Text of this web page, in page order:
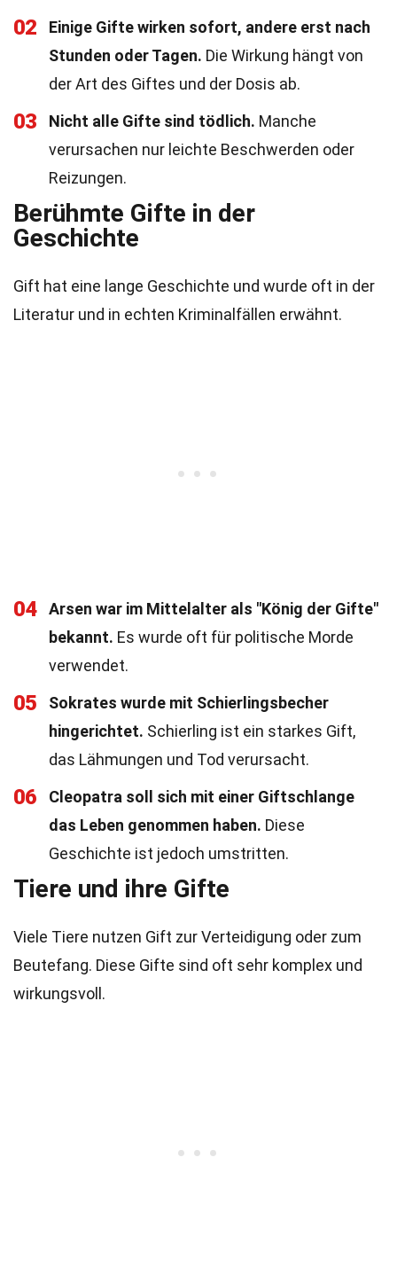
02
Einige Gifte wirken sofort, andere erst nach
Stunden oder Tagen. Die Wirkung hängt von
der Art des Giftes und der Dosis ab.
03 Nicht alle Gifte sind tödlich. Manche
verursachen nur leichte Beschwerden oder
Reizungen.
Berühmte Gifte in der
Geschichte
Gift hat eine lange Geschichte und wurde oft in der
Literatur und in echten Kriminalfällen erwähnt.
04
Arsen war im Mittelalter als "König der Gifte"
bekannt. Es wurde oft für politische Morde
verwendet.
05
Sokrates wurde mit Schierlingsbecher
hingerichtet. Schierling ist ein starkes Gift,
das Lähmungen und Tod verursacht.
06
Cleopatra soll sich mit einer Giftschlange
das Leben genommen haben. Diese
Geschichte ist jedoch umstritten.
Tiere und ihre Gifte
Viele Tiere nutzen Gift zur Verteidigung oder zum
Beutefang. Diese Gifte sind oft sehr komplex und
wirkungsvoll.